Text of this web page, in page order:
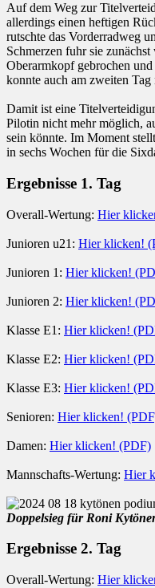
Auf dem Weg zur
allerdings einen heftigen
rutschte das Vorderradweg
Schmerzen fuhr sie
Oberarmkopf gebrochen
konnte auch am zweiten Tag
Damit ist eine
Pilotin nicht mehr möglich,
sein könnte. Im Moment
in sechs Wochen für die
Ergebnisse 1. Tag
Overall-Wertung: Hier
Junioren u21: Hier klicken!
Junioren 1: Hier klicken!
Junioren 2: Hier klicken!
Klasse E1: Hier klicken!
Klasse E2: Hier klicken!
Klasse E3: Hier klicken!
Senioren: Hier klicken!
Damen: Hier klicken! (PDF)
Mannschafts-Wertung: Hier
Doppelsieg für Roni
Ergebnisse 2. Tag
Overall-Wertung: Hier